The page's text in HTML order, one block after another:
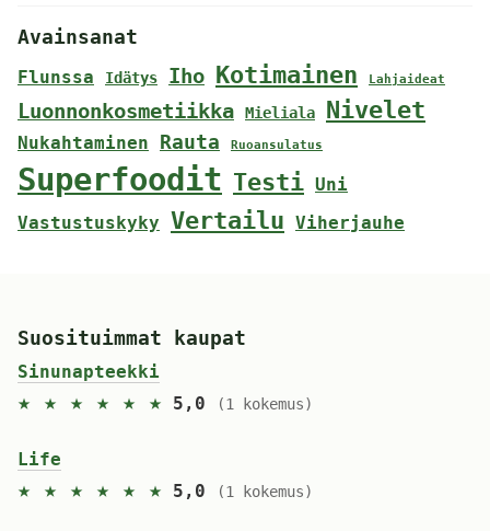
Avainsanat
Flunssa Idätys Iho Kotimainen Lahjaideat
Luonnonkosmetiikka Mieliala Nivelet
Nukahtaminen Rauta Ruoansulatus
Superfoodit Testi Uni
Vastustuskyky Vertailu Viherjauhe
Suosituimmat kaupat
Sinunapteekki
★ ★ ★ ★ ★ ★ 5,0 (1 kokemus)
Life
★ ★ ★ ★ ★ ★ 5,0 (1 kokemus)